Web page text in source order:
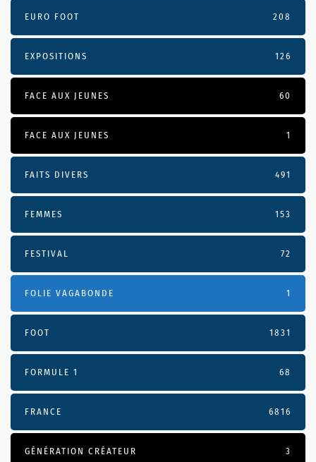
EURO FOOT 208
EXPOSITIONS 126
FACE AUX JEUNES 60
FACE AUX JEUNES 1
FAITS DIVERS 491
FEMMES 153
FESTIVAL 72
FOLIE VAGABONDE 1
FOOT 1831
FORMULE 1 68
FRANCE 6816
GÉNÉRATION CRÉATEUR 3